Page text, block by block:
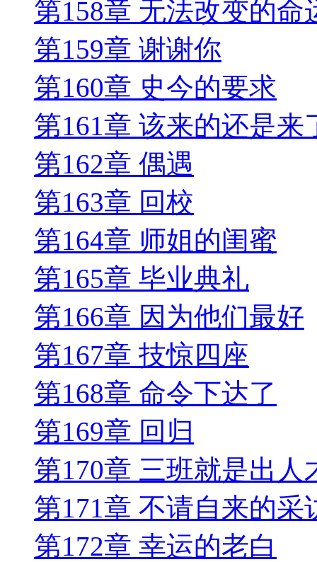
第158章 无法改变的命
第159章 谢谢你
第160章 史今的要求
第161章 该来的还是来
第162章 偶遇
第163章 回校
第164章 师姐的闺蜜
第165章 毕业典礼
第166章 因为他们最好
第167章 技惊四座
第168章 命令下达了
第169章 回归
第170章 三班就是出人
第171章 不请自来的采
第172章 幸运的老白